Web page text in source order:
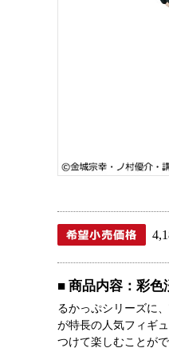
■ 商品内容：彩色
るかっぷシリーズに
が特長の人気フィギ
つけて楽しむことが